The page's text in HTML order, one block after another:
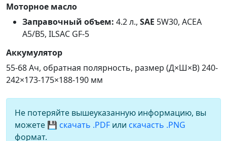
Моторное масло
Заправочный объем: 4.2 л., SAE 5W30, ACEA
A5/B5, ILSAC GF-5
Аккумулятор
55-68 Ач, обратная полярность, размер (Д×Ш×В) 240-
242×173-175×188-190 мм
Не потеряйте вышеуказанную информацию, вы
можете 💾 скачать .PDF или скачасть .PNG
формат.